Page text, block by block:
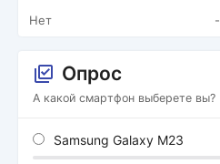
Нет
-
Опрос
А какой смартфон выберете вы?
Samsung Galaxy M23